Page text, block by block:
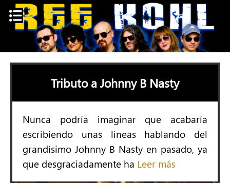
Skip
Tributo a Johnny B Nasty
Nunca podría imaginar que acabaría
escribiendo unas líneas hablando del
grandísimo Johnny B Nasty en pasado, ya
que desgraciadamente ha Leer más